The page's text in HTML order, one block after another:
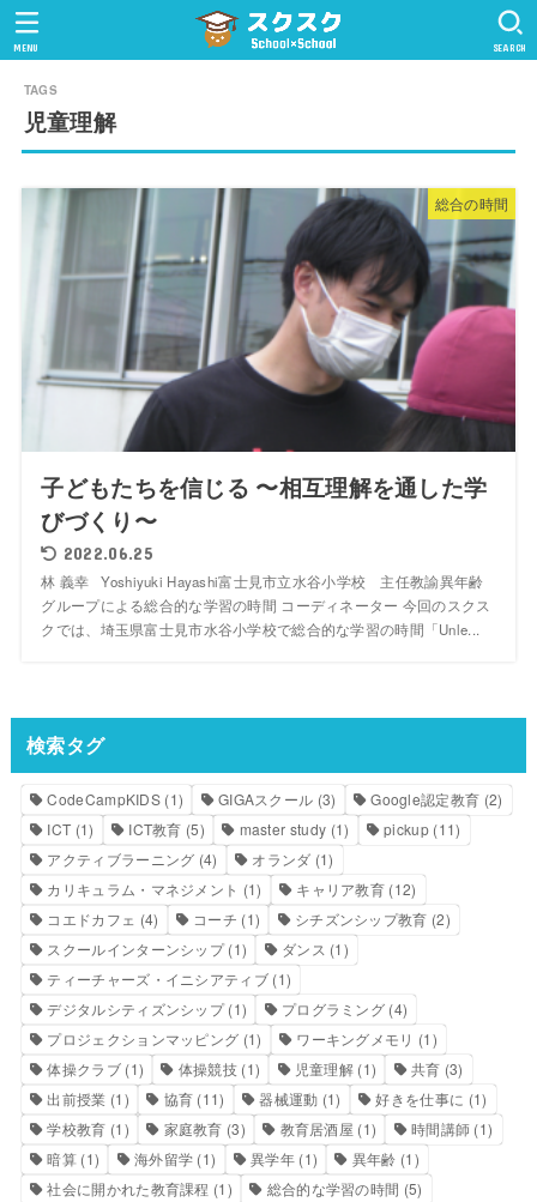
SEARCH
MENU
児童理解
総合の時間
子どもたちを信じる 〜相互理解を通した学
びづくり〜
2022.06.25
林 義幸 Yoshiyuki Hayashi富士見市立水谷小学校 主任教諭異年齢
グループによる総合的な学習の時間 コーディネーター 今回のスクス
クでは、埼玉県富士見市水谷小学校で総合的な学習の時間「Unle...
検索タグ
CodeCampKIDS (1) GIGAスクール (3) Google認定教育 (2)
ICT (1) ICT教育 (5) master study (1) pickup(11)
アクティブラーニング (4) オランダ (1)
カリキュラム・マネジメント (1) キャリア教育 (12)
コエドカフェ (4) コーチ (1) シチズンシップ教育 (2)
スクールインターンシップ(1) ダンス (1)
ティーチャーズ・イニシアティブ(1)
デジタルシティズンシップ(1) プログラミング (4)
プロジェクションマッピング (1) ワーキングメモリ (1)
体操クラブ(1) 体操競技 (1) 児童理解 (1) 共育 (3)
出前授業 (1) 協育 (11) 器械運動 (1) 好きを仕事に (1)
学校教育 (1) 家庭教育 (3) 教育居酒屋 (1) 時間講師 (1)
暗算 (1) 海外留学 (1) 異学年(1) 異年齢 (1)
社会に開かれた教育課程 (1) 総合的な学習の時間 (5)